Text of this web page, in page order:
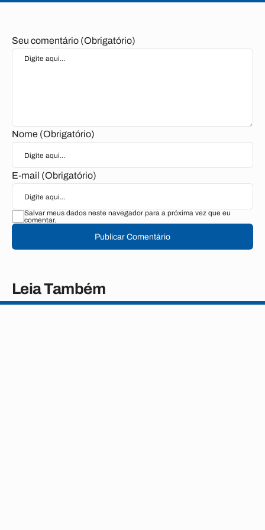
Seu comentário (Obrigatório)
Nome (Obrigatório)
E-mail (Obrigatório)
Salvar meus dados neste navegador para a próxima vez que eu
comentar.
Publicar Comentário
Leia Também